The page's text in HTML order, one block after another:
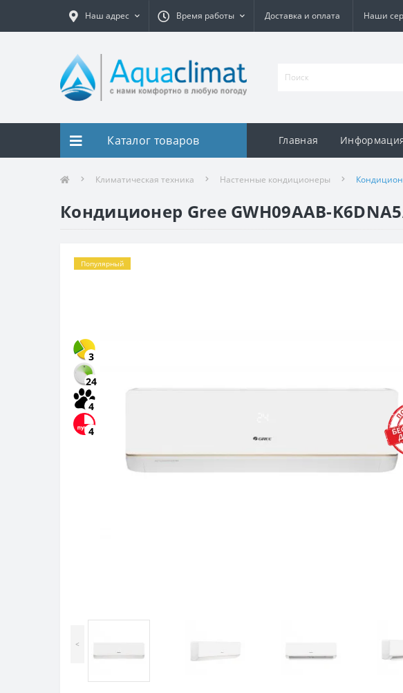
Наш адрес Время работы Доставка и оплата Наши
Каталог товаров Главная
Климатическая техника Настенные кондиционеры
Кондиционер Gree GWH09AAB-
Популярный
3
24
4
4
<